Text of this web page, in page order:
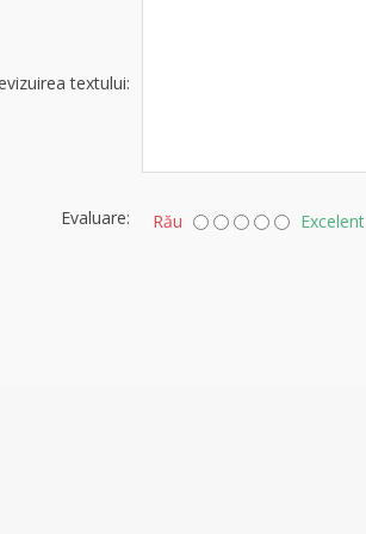
textului:
Evaluare: Rău Excelent